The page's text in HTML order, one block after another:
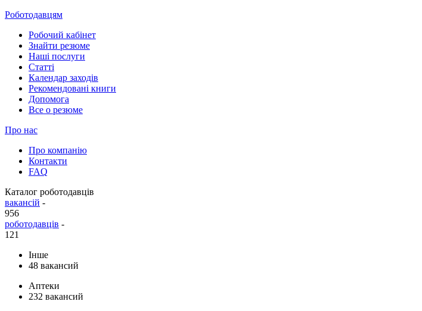
Роботодавцям
Робочий кабінет
Знайти резюме
Наші послуги
Статті
Календар заходів
Рекомендовані книги
Допомога
Все о резюме
Про нас
Про компанію
Контакти
FAQ
Каталог роботодавців
вакансій -
956
роботодавців -
121
Інше
48 вакансий
Аптеки
232 вакансий